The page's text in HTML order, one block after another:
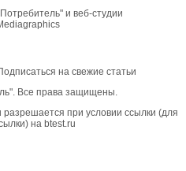
и веб-студии
на свежие статьи
Все права защищены.
при условии ссылки (для
на btest.ru